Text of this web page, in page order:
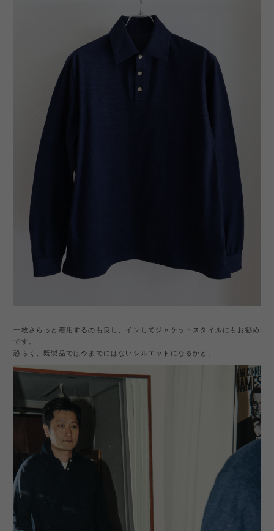
一枚さらっと着用するのも良し、インしてジャケットスタイルにもお勧め
です。
恐らく、既製品では今までにはないシルエットになるかと。